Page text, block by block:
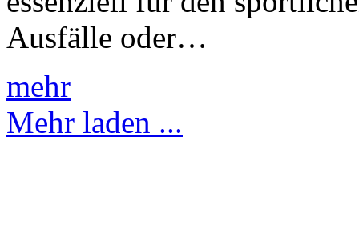
Ausfälle oder…
mehr
Mehr laden ...